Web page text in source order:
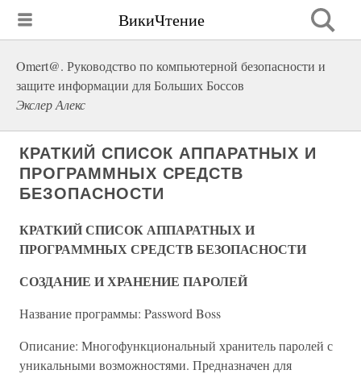
ВикиЧтение
Omert@. Руководство по компьютерной безопасности и
защите информации для Больших Боссов
Экслер Алекс
КРАТКИЙ СПИСОК АППАРАТНЫХ И
ПРОГРАММНЫХ СРЕДСТВ
БЕЗОПАСНОСТИ
КРАТКИЙ СПИСОК АППАРАТНЫХ И
ПРОГРАММНЫХ СРЕДСТВ БЕЗОПАСНОСТИ
СОЗДАНИЕ И ХРАНЕНИЕ ПАРОЛЕЙ
Название программы: Password Boss
Описание: Многофункциональный хранитель паролей с
уникальными возможностями. Предназначен для